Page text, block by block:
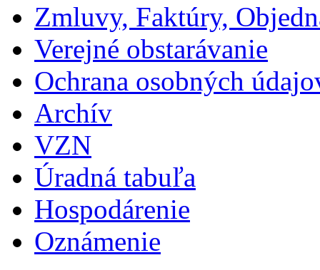
Zmluvy, Faktúry,
Verejné obstarávanie
Ochrana osobných
Archív
VZN
Úradná tabuľa
Hospodárenie
Oznámenie